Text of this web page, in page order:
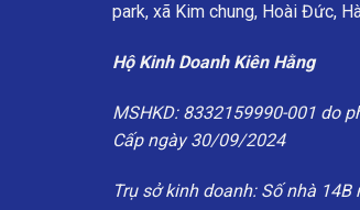
park, xã Kim chung, Hoài Đức,
Hộ Kinh Doanh Kiên Hằng
MSHKD: 8332159990-001 do
Cấp ngày 30/09/2024
Trụ sở kinh doanh: Số nhà